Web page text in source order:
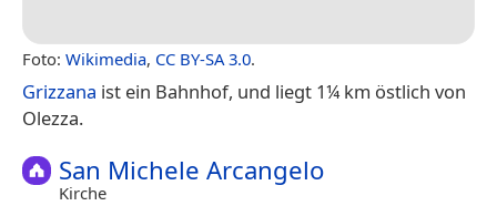
Foto: Wikimedia, CC BY-SA 3.0.
Grizzana ist ein Bahnhof, und liegt 1¼ km östlich von
Olezza.
San Michele Arcangelo
Kirche